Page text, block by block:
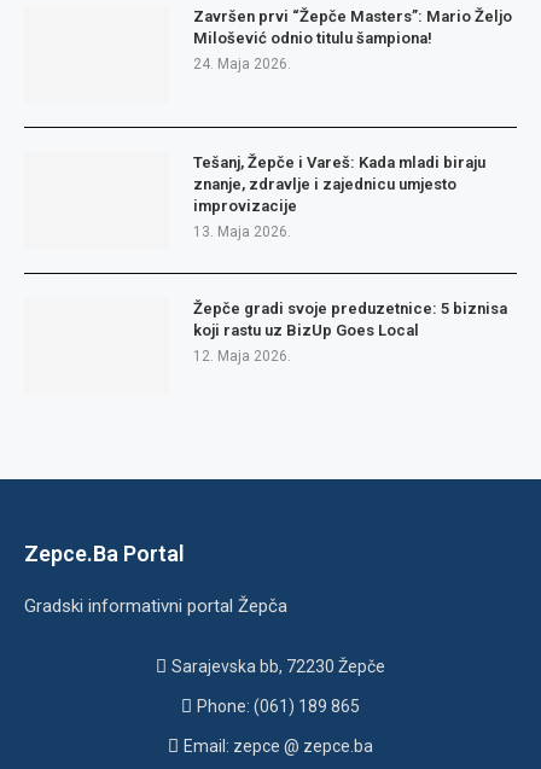
Završen prvi “Žepče Masters”: Mario Željo
Milošević odnio titulu šampiona!
24. Maja 2026.
Tešanj, Žepče i Vareš: Kada mladi biraju
znanje, zdravlje i zajednicu umjesto
improvizacije
13. Maja 2026.
Žepče gradi svoje preduzetnice: 5 biznisa
koji rastu uz BizUp Goes Local
12. Maja 2026.
Zepce.Ba Portal
Gradski informativni portal Žepča
Sarajevska bb, 72230 Žepče
Phone: (061) 189 865
Email: zepce @ zepce.ba